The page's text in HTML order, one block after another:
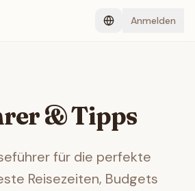
Anmelden
& Tipps
für die perfekte
Reisezeiten, Budgets